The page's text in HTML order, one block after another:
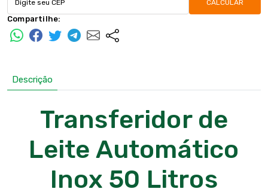
CALCULAR
Compartilhe:
Descrição
Transferidor de
Leite Automático
Inox 50 Litros